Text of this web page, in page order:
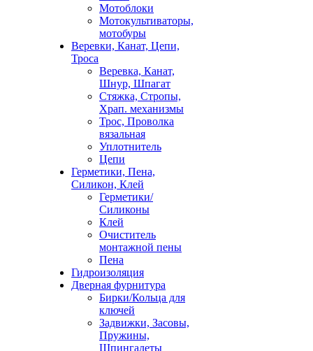
Мотоблоки
Мотокультиваторы,
мотобуры
Веревки, Канат, Цепи,
Троса
Веревка, Канат,
Шнур, Шпагат
Стяжка, Стропы,
Храп. механизмы
Трос, Проволка
вязальная
Уплотнитель
Цепи
Герметики, Пена,
Силикон, Клей
Герметики/
Силиконы
Клей
Очиститель
монтажной пены
Пена
Гидроизоляция
Дверная фурнитура
Бирки/Кольца для
ключей
Задвижки, Засовы,
Пружины,
Шпингалеты